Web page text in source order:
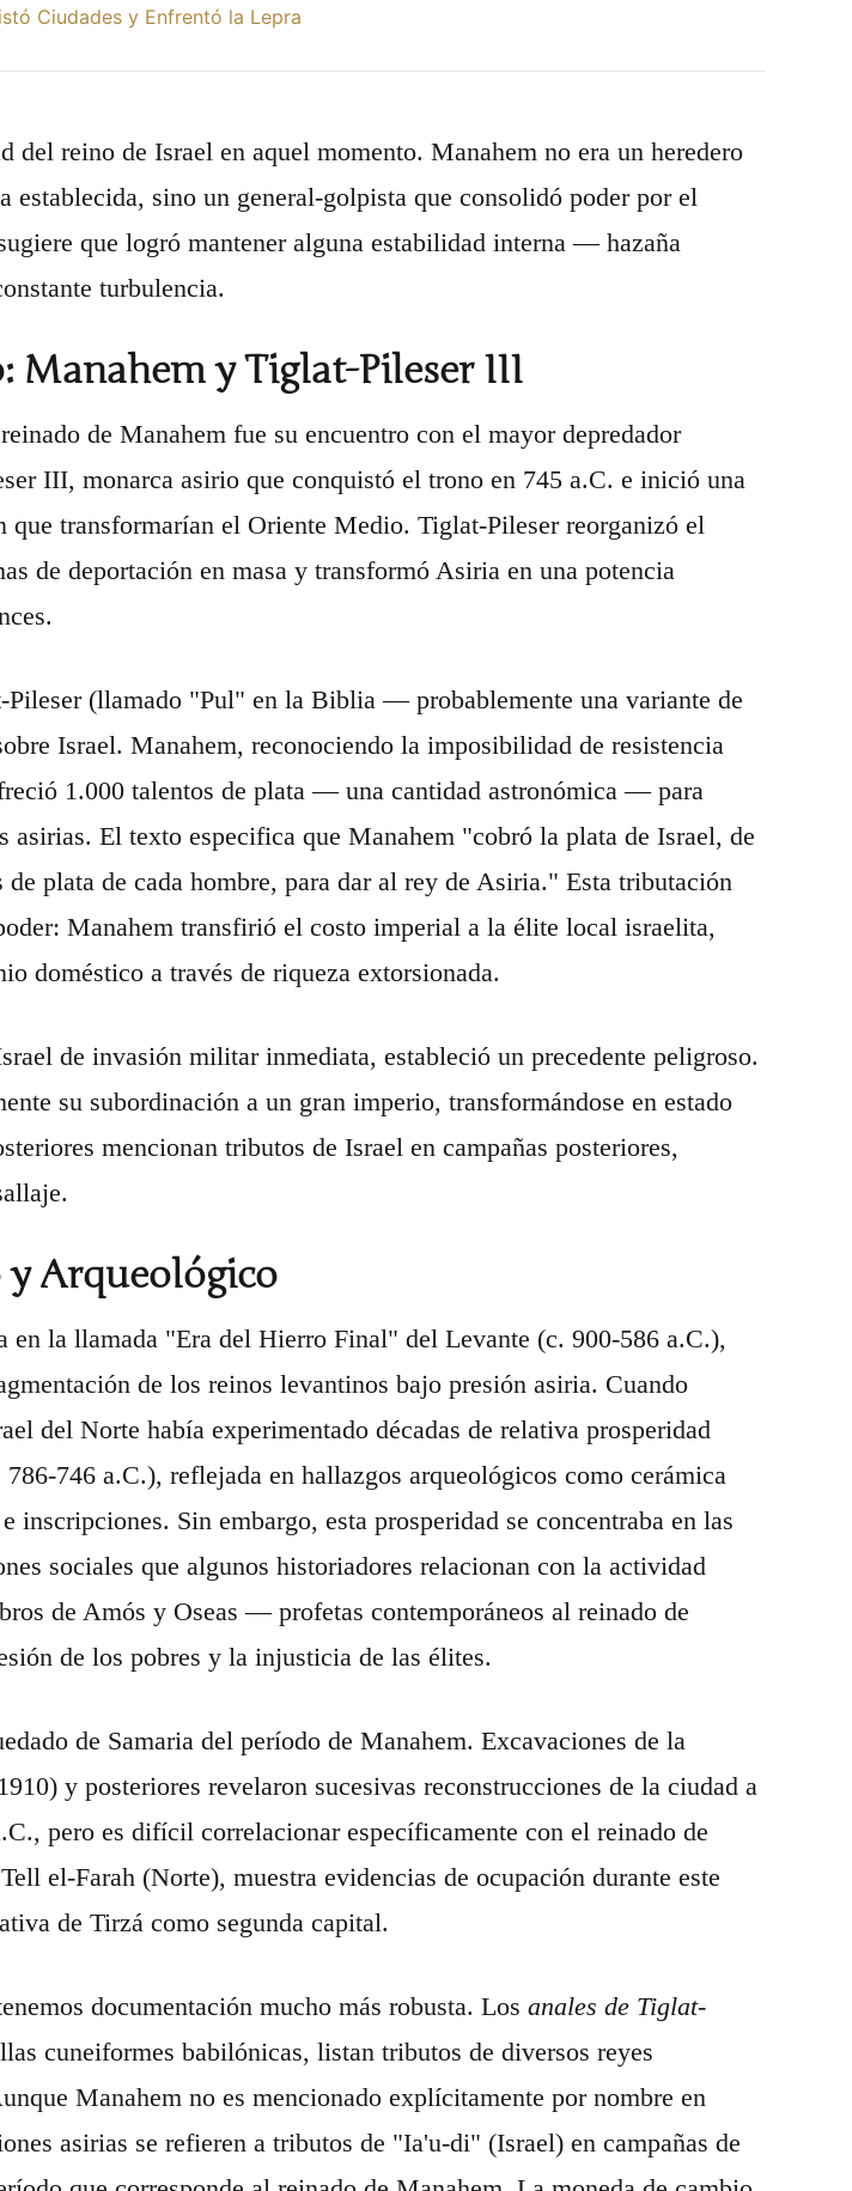
Ciudades y Enfrentó la Lepra
del reino de Israel en aquel momento. Manahem no era un heredero
establecida, sino un general-golpista que consolidó poder por el
que logró mantener alguna estabilidad interna — hazaña
turbulencia.
Manahem y Tiglat-Pileser III
de Manahem fue su encuentro con el mayor depredador
III, monarca asirio que conquistó el trono en 745 a.C. e inició una
que transformarían el Oriente Medio. Tiglat-Pileser reorganizó el
de deportación en masa y transformó Asiria en una potencia
Pileser (llamado "Pul" en la Biblia — probablemente una variante de
Israel. Manahem, reconociendo la imposibilidad de resistencia
1.000 talentos de plata — una cantidad astronómica — para
asirias. El texto especifica que Manahem "cobró la plata de Israel, de
plata de cada hombre, para dar al rey de Asiria." Esta tributación
Manahem transfirió el costo imperial a la élite local israelita,
doméstico a través de riqueza extorsionada.
de invasión militar inmediata, estableció un precedente peligroso.
su subordinación a un gran imperio, transformándose en estado
mencionan tributos de Israel en campañas posteriores,
Arqueológico
en la llamada "Era del Hierro Final" del Levante (c. 900-586 a.C.),
de los reinos levantinos bajo presión asiria. Cuando
del Norte había experimentado décadas de relativa prosperidad
746 a.C.), reflejada en hallazgos arqueológicos como cerámica
inscripciones. Sin embargo, esta prosperidad se concentraba en las
sociales que algunos historiadores relacionan con la actividad
de Amós y Oseas — profetas contemporáneos al reinado de
de los pobres y la injusticia de las élites.
de Samaria del período de Manahem. Excavaciones de la
y posteriores revelaron sucesivas reconstrucciones de la ciudad a
pero es difícil correlacionar específicamente con el reinado de
el-Farah (Norte), muestra evidencias de ocupación durante este
de Tirzá como segunda capital.
documentación mucho más robusta. Los anales de Tiglat-
cuneiformes babilónicas, listan tributos de diversos reyes
Manahem no es mencionado explícitamente por nombre en
asirias se refieren a tributos de "Ia'u-di" (Israel) en campañas de